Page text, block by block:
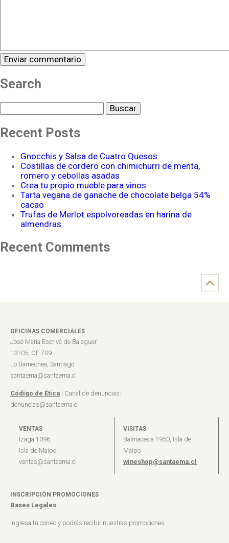
Search
Recent Posts
Gnocchis y Salsa de Cuatro Quesos
Costillas de cordero con chimichurri de menta,
romero y cebollas asadas
Crea tu propio mueble para vinos
Tarta vegana de ganache de chocolate belga 54%
cacao
Trufas de Merlot espolvoreadas en harina de
almendras
Recent Comments
OFICINAS COMERCIALES
José María Escrivá de Balaguer
13105, Of. 709
Lo Barnechea, Santiago
santaema@santaema.cl
Código de Ética | Canal de denuncias:
denuncias@santaema.cl
VENTAS
Izaga 1096,
Isla de Maipo
ventas@santaema.cl
VISITAS
Balmaceda 1950, Isla de
Maipo
wineshop@santaema.cl
INSCRIPCIÓN PROMOCIONES
Bases Legales
Ingresa tu correo y podrás recibir nuestras promociones